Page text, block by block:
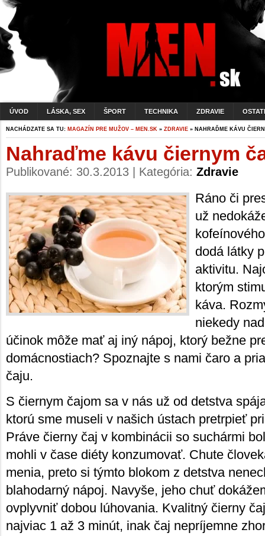
ÚVOD LÁSKA, SEX ŠPORT TECHNIKA ZDRAVIE
NACHÁDZATE SA TU: MAGAZÍN PRE MUŽOV – MEN.SK » ZDRAVIE » NAHRAĎME KÁVU
Nahraďme kávu čiernym
Publikované: 30.3.2013 | Kategória: Zdravie
Ráno či
už
dodá látky
aktivitu.
ktorým
káva.
niekedy
účinok môže mať aj iný nápoj, ktorý bežne
domácnostiach? Spoznajte s nami čaro a
čaju.
S čiernym čajom sa v nás už od detstva
ktorú sme museli v našich ústach pretrpieť
Práve čierny čaj v kombinácii so suchármi
mohli v čase diéty konzumovať. Chute
menia, preto si týmto blokom z detstva
blahodarný nápoj. Navyše, jeho chuť
ovplyvniť dobou lúhovania. Kvalitný čierny
najviac 1 až 3 minút, inak čaj nepríjemne